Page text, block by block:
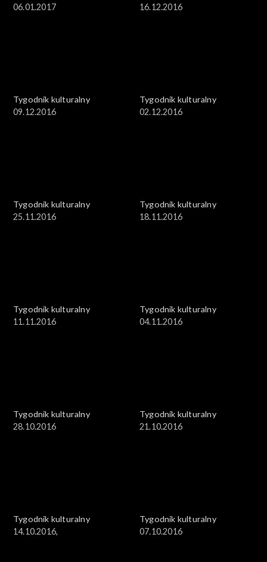
06.01.2017
16.12.2016
Tygodnik kulturalny
09.12.2016
Tygodnik kulturalny
02.12.2016
Tygodnik kulturalny
25.11.2016
Tygodnik kulturalny
18.11.2016
Tygodnik kulturalny
11.11.2016
Tygodnik kulturalny
04.11.2016
Tygodnik kulturalny
28.10.2016
Tygodnik kulturalny
21.10.2016
Tygodnik kulturalny
14.10.2016,
Tygodnik kulturalny
07.10.2016